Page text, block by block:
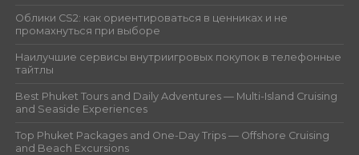
Облики CS2: как ориентироваться в ценниках и не
промахнуться при выборе
Наилучшие сервисы внутриигровых покупок в телефонные
тайтлы
Best Phuket Tours and Daily Adventures — Multi-Island Cruising
and Seaside Experiences
Top Phuket Packages and One-Day Trips — Offshore Cruising
and Beach Excursions